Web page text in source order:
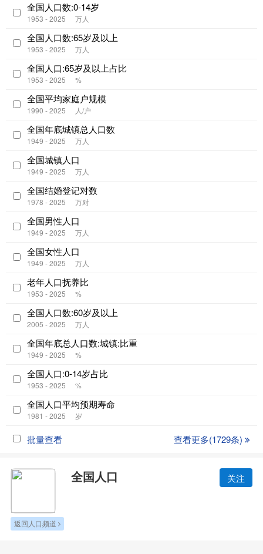
全国人口数:0-14岁
1953 - 2025 万人
全国人口数:65岁及以上
1953 - 2025 万人
全国人口:65岁及以上占比
1953 - 2025 %
全国平均家庭户规模
1990 - 2025 人/户
全国年底城镇总人口数
1949 - 2025 万人
全国城镇人口
1949 - 2025 万人
全国结婚登记对数
1978 - 2025 万对
全国男性人口
1949 - 2025 万人
全国女性人口
1949 - 2025 万人
老年人口抚养比
1953 - 2025 %
全国人口数:60岁及以上
2005 - 2025 万人
全国年底总人口数:城镇:比重
1949 - 2025 %
全国人口:0-14岁占比
1953 - 2025 %
全国人口平均预期寿命
1981 - 2025 岁
批量查看 查看更多(1729条)
全国人口 关注
返回人口频道